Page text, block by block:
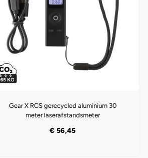
Gear X RCS gerecycled aluminium 30
meter laserafstandsmeter
€ 56,45